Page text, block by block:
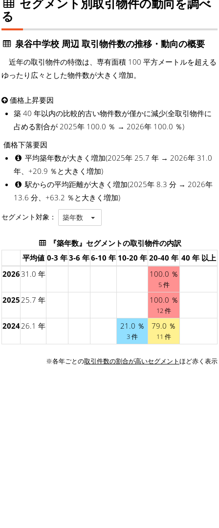
る
泉谷中学校 周辺 取引物件数の推移・動向の概要
近年の取引物件の特徴は、専有面積 100 平方メートルを超える
ゆったり広々とした物件数が大きく増加。
価格上昇要因
築 40 年以内の比較的古い物件数が僅かに減少(全取引物件に
占める割合が 2025年 100.0 ％ → 2026年 100.0 ％)
価格下落要因
平均築年数が大きく増加(2025年 25.7 年 → 2026年 31.0
年、+20.9 ％と大きく増加)
駅からの平均距離が大きく増加(2025年 8.3 分 → 2026年
13.6 分、+63.2 ％と大きく増加)
セグメント対象： 築年数
『築年数』セグメントの取引物件の内訳
平均値 0-3 年3-6 年6-10 年 10-20 年 20-40 年 40 年 以上
2026 31.0 年 100.0 ％
5 件
2025 25.7 年 100.0 ％
12 件
202426.1 年 21.0 ％
3 件
79.0 ％
11 件
※各年ごとの取引件数の割合が高いセグメントほど赤く表示